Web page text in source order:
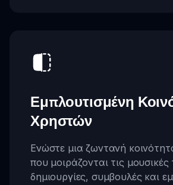
Εμπλουτισμένη
Χρηστών
Ενώστε μια ζωντανή
που μοιράζονται τις μουσικές
δημιουργίες, συμβουλές και